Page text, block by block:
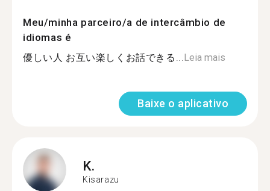
Meu/minha parceiro/a de intercâmbio de
idiomas é
優しい人 お互い楽しくお話できる...Leia mais
Baixe o aplicativo
K.
Kisarazu